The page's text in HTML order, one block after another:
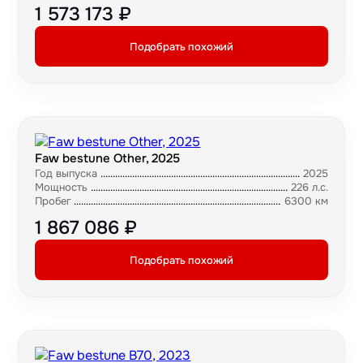
1 573 173 ₽
Подобрать похожий
Faw bestune Other, 2025
Год выпуска
2025
Мощность
226 л.с.
Пробег
6300 км
1 867 086 ₽
Подобрать похожий